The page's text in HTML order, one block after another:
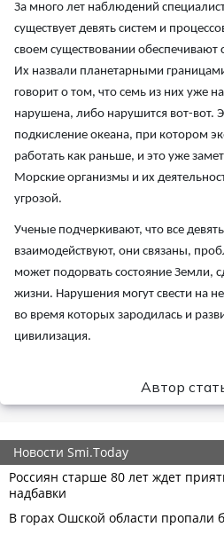
За много лет наблюдений
существует девять систем и
своем существовании
Их назвали планетарными
говорит о том, что семь из них уже
нарушена, либо нарушится вот-вот.
подкисление океана, при котором
работать как раньше, и это уже
Морские организмы и их
угрозой.
Ученые подчеркивают, что все
взаимодействуют, они связаны,
может подорвать состояние Земли,
жизни. Нарушения могут свести на
во время которых зародилась и
цивилизация.
Автор